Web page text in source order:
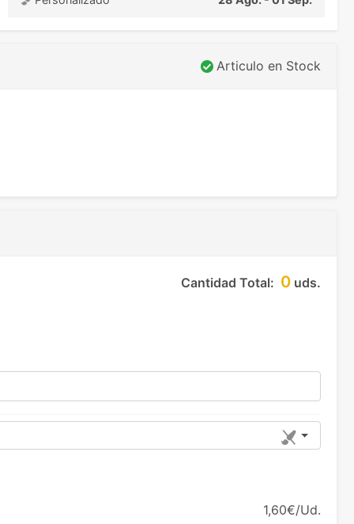
Articulo en Stock
Cantidad Total: 0 uds.
1,60€/Ud.